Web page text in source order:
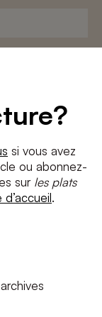
si vous avez
ou abonnez-
sur les plats
.
confidentialité